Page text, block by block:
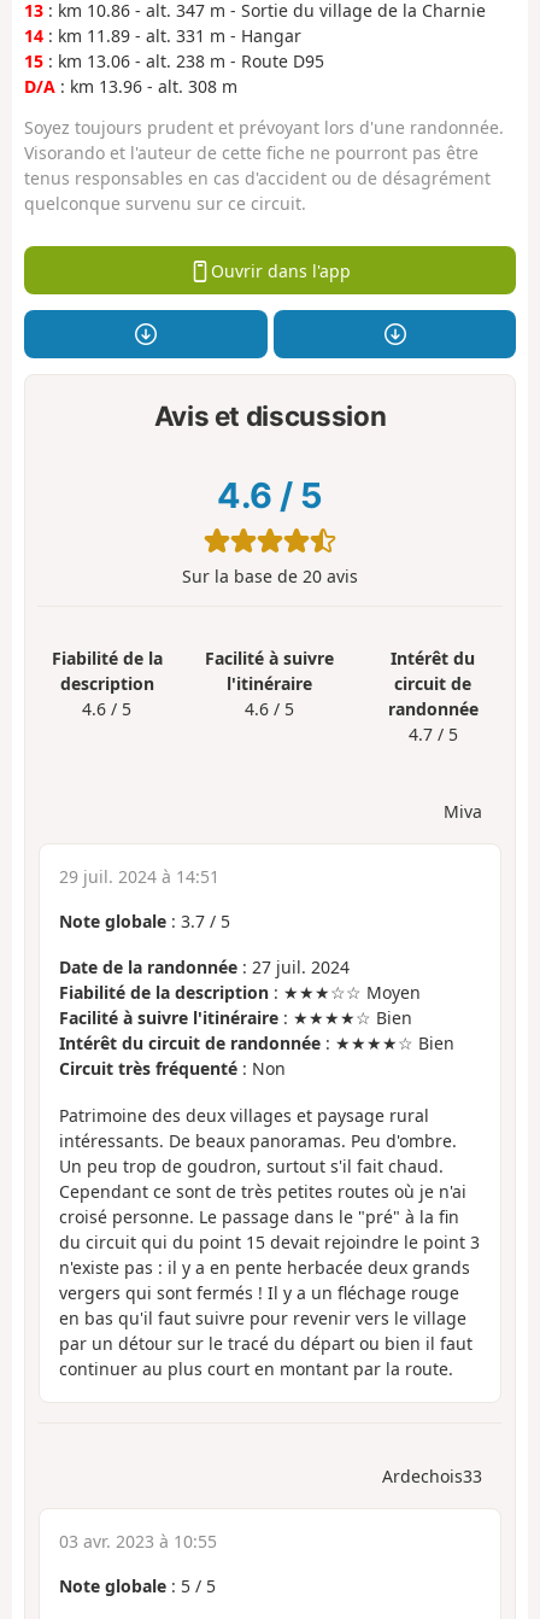
13 : km 10.86 - alt. 347 m - Sortie du village de la Charnie
14 : km 11.89 - alt. 331 m - Hangar
15 : km 13.06 - alt. 238 m - Route D95
D/A : km 13.96 - alt. 308 m
Soyez toujours prudent et prévoyant lors d'une randonnée.
Visorando et l'auteur de cette fiche ne pourront pas être
tenus responsables en cas d'accident ou de désagrément
quelconque survenu sur ce circuit.
Ouvrir dans l'app
Avis et discussion
4.6 / 5
Sur la base de 20 avis
Fiabilité de la
description
4.6 / 5
Facilité à suivre
l'itinéraire
4.6 / 5
Intérêt du
circuit de
randonnée
4.7 / 5
Miva
29 juil. 2024 à 14:51
Note globale : 3.7 / 5
Date de la randonnée : 27 juil. 2024
Fiabilité de la description : ★★★☆☆ Moyen
Facilité à suivre l'itinéraire : ★★★★☆ Bien
Intérêt du circuit de randonnée : ★★★★☆ Bien
Circuit très fréquenté : Non
Patrimoine des deux villages et paysage rural
intéressants. De beaux panoramas. Peu d'ombre.
Un peu trop de goudron, surtout s'il fait chaud.
Cependant ce sont de très petites routes où je n'ai
croisé personne. Le passage dans le "pré" à la fin
du circuit qui du point 15 devait rejoindre le point 3
n'existe pas : il y a en pente herbacée deux grands
vergers qui sont fermés ! Il y a un fléchage rouge
en bas qu'il faut suivre pour revenir vers le village
par un détour sur le tracé du départ ou bien il faut
continuer au plus court en montant par la route.
Ardechois33
03 avr. 2023 à 10:55
Note globale : 5 / 5